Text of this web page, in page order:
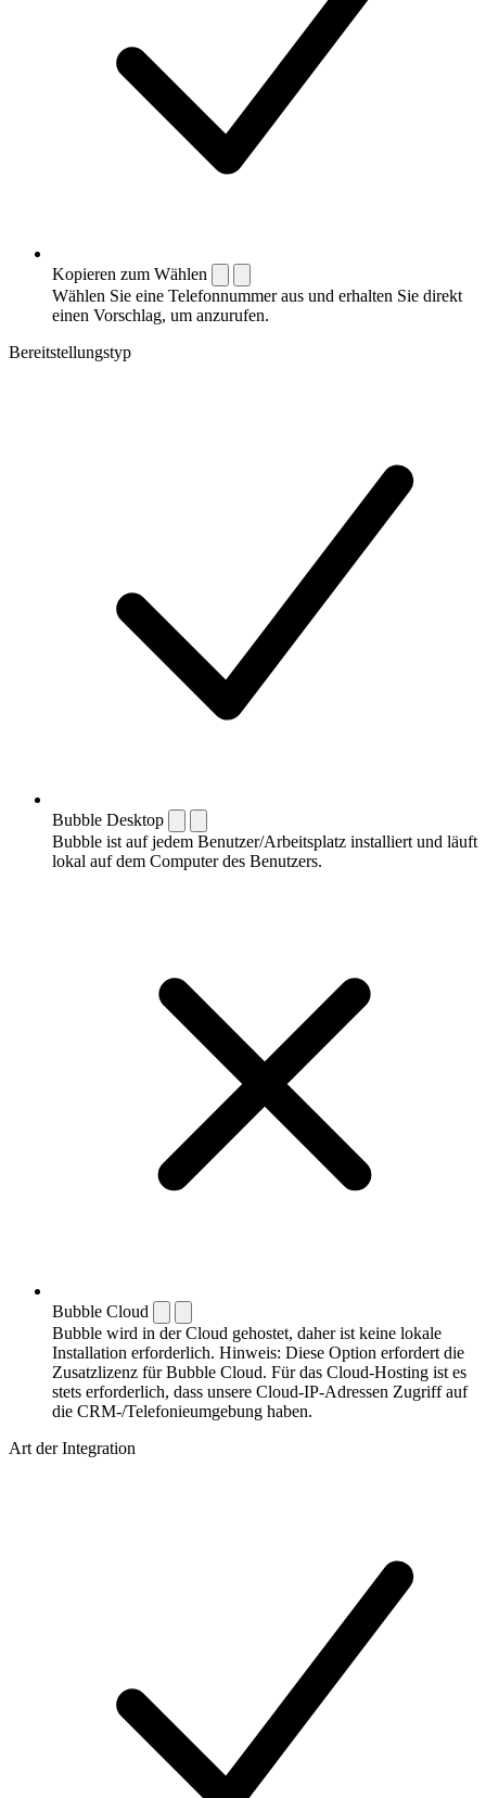
Kopieren zum Wählen
Wählen Sie eine Telefonnummer aus und erhalten Sie direkt
einen Vorschlag, um anzurufen.
Bereitstellungstyp
Bubble Desktop
Bubble ist auf jedem Benutzer/Arbeitsplatz installiert und läuft
lokal auf dem Computer des Benutzers.
Bubble Cloud
Bubble wird in der Cloud gehostet, daher ist keine lokale
Installation erforderlich. Hinweis: Diese Option erfordert die
Zusatzlizenz für Bubble Cloud. Für das Cloud-Hosting ist es
stets erforderlich, dass unsere Cloud-IP-Adressen Zugriff auf
die CRM-/Telefonieumgebung haben.
Art der Integration